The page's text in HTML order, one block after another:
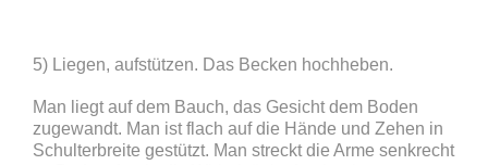
5) Liegen, aufstützen. Das Becken hochheben.
Man liegt auf dem Bauch, das Gesicht dem Boden
zugewandt. Man ist flach auf die Hände und Zehen in
Schulterbreite gestützt. Man streckt die Arme senkrecht